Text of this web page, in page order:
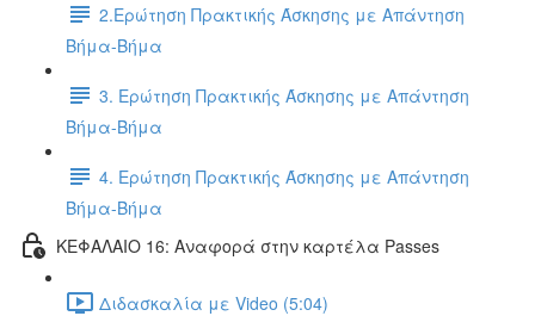
2.Ερώτηση Πρακτικής Άσκησης με Απάντηση
Βήμα-Βήμα
3. Ερώτηση Πρακτικής Άσκησης με Απάντηση
Βήμα-Βήμα
4. Ερώτηση Πρακτικής Άσκησης με Απάντηση
Βήμα-Βήμα
ΚΕΦΑΛΑΙΟ 16: Αναφορά στην καρτέλα Passes
Διδασκαλία με Video (5:04)